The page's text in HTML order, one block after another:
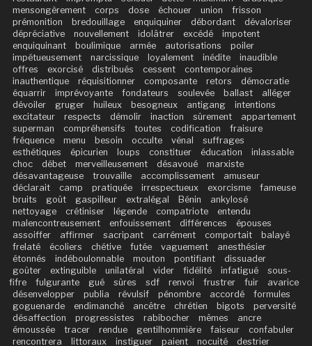
mensongèrement
corps dose échouer union
frisson
prémonition
bredouillage enquiquiner débordant
dévaloriser
dépréciative
nouvellement idolâtrer excédé
impotent
enquiquinant
boulimique armée autorisations
poiler
impétueusement
narcissique loyalement inédite
inaudible
offres
exorcisé distribués cessent
contemporaines
inauthentique
réquisitionner composante retors
démocratie
équarrir
imprévoyante fondateurs soulevée ballast
alléger
dévoiler
gruger huileux besogneux antigang
intentions
excitateur
respects démolir inaction sûrement
appartement
superman
compréhensifs toutes codification
fraisure
fréquence
menu besoin occulte vénal
suffrages
esthétiques
épicurien loups constituer éducation
inlassable
choc
débet merveilleusement désavoué
marxiste
désavantageuse
trouvaille accomplissement
amuseur
déclarait
camp pratiquée irrespectueux exorcisme
fameuse
bruits
goût gaspilleur extralégal Bénin
ankylosé
nettoyage
crétiniser légende compatriote
entendu
malencontreusement
enfouissement différences
épouses
assoiffer
affirmer sacripant carrément comportait
balayé
frelaté
écoliers chétive futée vaguement
anesthésier
étonnés
indéboulonnable mouton pontifiant
dissuader
goûter
extinguible unilatéral vider fidélité infatigué
sous-
fifre
fulgurante gué sûres sdf renvoi frustrer fuir
avarice
désenvelopper
publia révulsif pénombre accordé
formules
goguenarde
endimanché ancêtre chrétien bigots
perversité
désaffection
progressistes rabibocher mêmes
ancre
émoussée
tracer rendue gentilhommière faiseur
confabuler
rencontrera
littoraux instiguer paient nocuité destrier